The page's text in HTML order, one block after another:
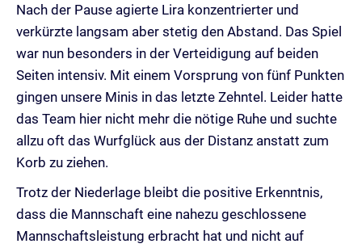
Nach der Pause agierte Lira konzentrierter und
verkürzte langsam aber stetig den Abstand. Das Spiel
war nun besonders in der Verteidigung auf beiden
Seiten intensiv. Mit einem Vorsprung von fünf Punkten
gingen unsere Minis in das letzte Zehntel. Leider hatte
das Team hier nicht mehr die nötige Ruhe und suchte
allzu oft das Wurfglück aus der Distanz anstatt zum
Korb zu ziehen.
Trotz der Niederlage bleibt die positive Erkenntnis,
dass die Mannschaft eine nahezu geschlossene
Mannschaftsleistung erbracht hat und nicht auf